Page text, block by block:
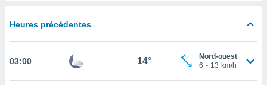
Heures précédentes
03:00 14°
Nord-ouest
6 - 13 km/h